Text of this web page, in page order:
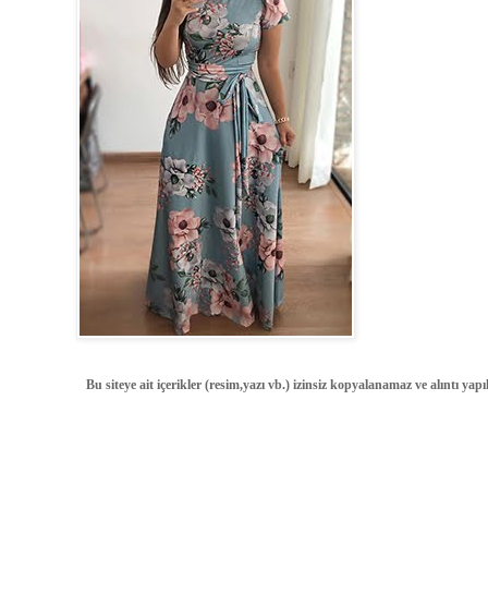
Bu siteye ait içerikler (resim,yazı vb.) izinsiz kopyalanamaz ve alıntı